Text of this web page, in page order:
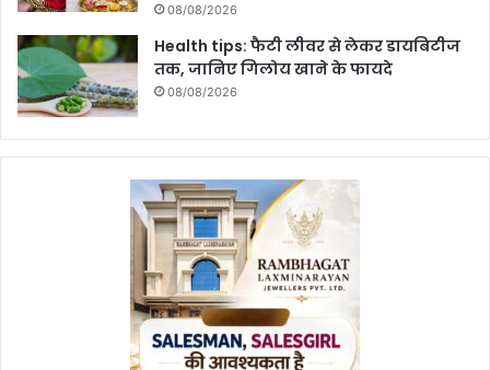
08/08/2026
Health tips: फैटी लीवर से लेकर डायबिटीज
तक, जानिए गिलोय खाने के फायदे
08/08/2026